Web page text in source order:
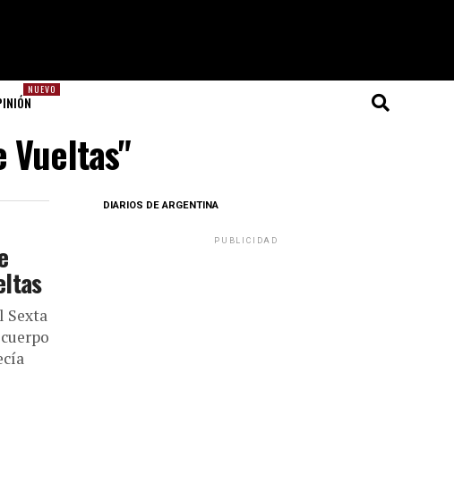
NUEVO
Vueltas"
Sexta
DIARIOS DE ARGENTINA
PUBLICIDAD